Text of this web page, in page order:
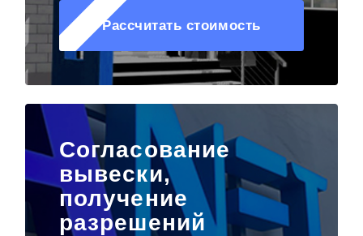
Рассчитать стоимость
Согласование
вывески,
получение
разрешений